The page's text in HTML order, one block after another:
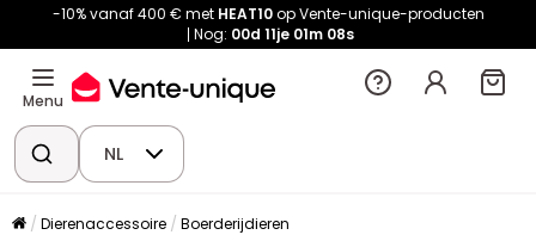
-10% vanaf 400 € met HEAT10op Vente-unique-producten
Nog: 00d 11je 01m 08s
Menu
NL
Dierenaccessoire Boerderijdieren